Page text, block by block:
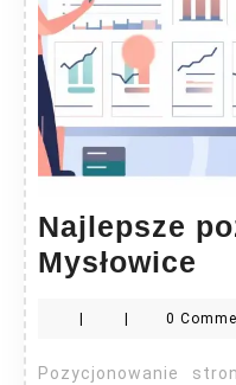
Najlepsze
Mysłowice
0
Pozycjonowanie stron internetowych to złożony